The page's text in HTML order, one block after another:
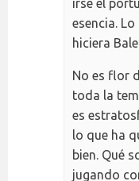
irse el
esencia.
hiciera
No es flor
toda la
es
lo que ha
bien. Qué
jugando